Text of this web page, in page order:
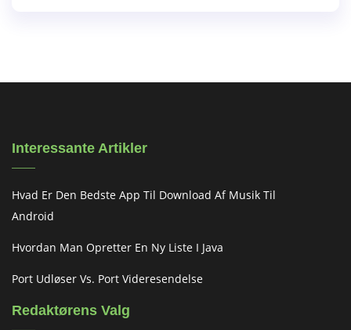
Interessante Artikler
Hvad Er Den Bedste App Til Download Af Musik Til
Android
Hvordan Man Opretter En Ny Liste I Java
Port Udløser Vs. Port Videresendelse
Redaktørens Valg